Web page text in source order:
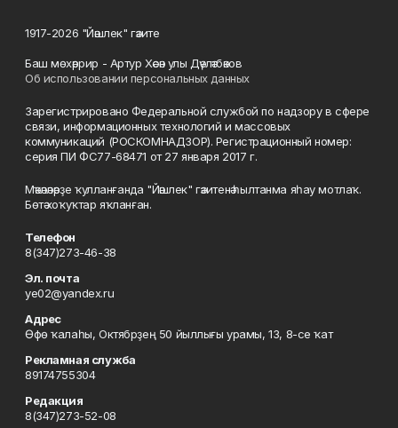
1917-2026 "Йәшлек" гәзите
Баш мөхәррир - Артур Хәсән улы Дәүләтбәков
Об использовании персональных данных
Зарегистрировано Федеральной службой по надзору в сфере
связи, информационных технологий и массовых
коммуникаций (РОСКОМНАДЗОР). Регистрационный номер:
серия ПИ ФС77-68471 от 27 января 2017 г.
Мәҡәләләрҙе ҡулланғанда "Йәшлек" гәзитенә һылтанма яһау мотлаҡ.
Бөтә хоҡуҡтар яҡланған.
Телефон
8(347)273-46-38
Эл. почта
ye02@yandex.ru
Адрес
Өфө ҡалаһы, Октябрҙең 50 йыллығы урамы, 13, 8-се ҡат
Рекламная служба
89174755304
Редакция
8(347)273-52-08